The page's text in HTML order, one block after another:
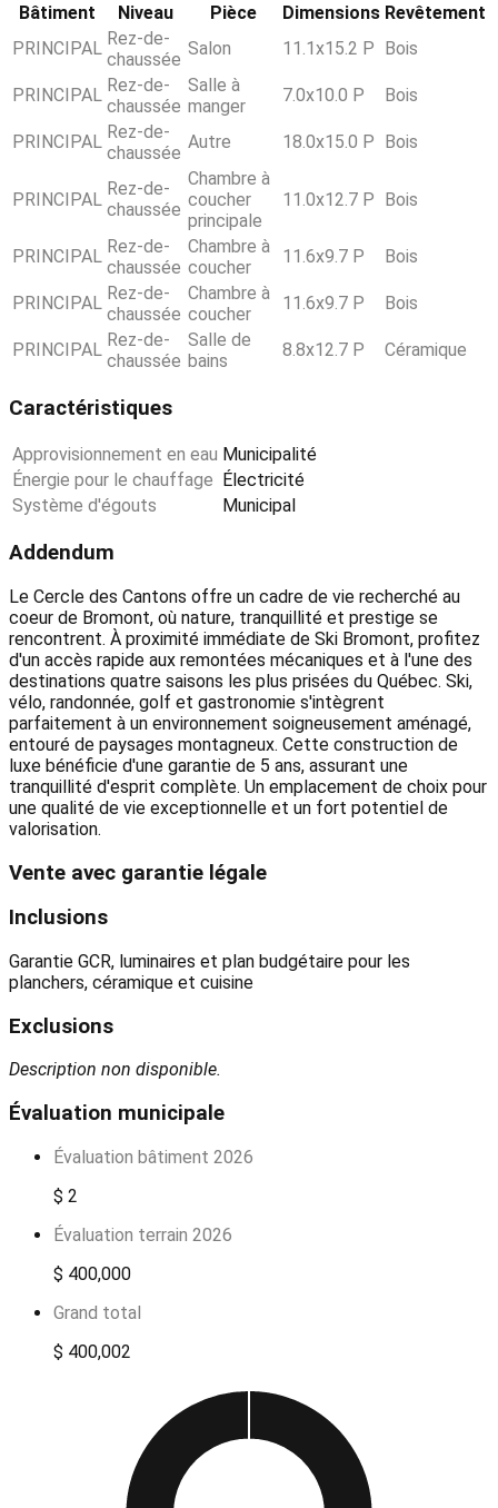
Bâtiment Niveau Pièce Dimensions Revêtement
PRINCIPAL Rez-de-
chaussée
Salon 11.1x15.2 P Bois
PRINCIPAL Rez-de-
chaussée
Salle à
manger
7.0x10.0 P Bois
PRINCIPAL Rez-de-
chaussée
Autre 18.0x15.0 P Bois
PRINCIPAL
Rez-de-
chaussée
Chambre à
coucher
principale
11.0x12.7 P Bois
PRINCIPAL Rez-de-
chaussée
Chambre à
coucher
11.6x9.7 P Bois
PRINCIPAL Rez-de-
chaussée
Chambre à
coucher
11.6x9.7 P Bois
PRINCIPAL Rez-de-
chaussée
Salle de
bains
8.8x12.7 P Céramique
Caractéristiques
Approvisionnement en eau Municipalité
Énergie pour le chauffage
Électricité
Système d'égouts
Municipal
Addendum
Le Cercle des Cantons offre un cadre de vie recherché au
coeur de Bromont, où nature, tranquillité et prestige se
rencontrent. À proximité immédiate de Ski Bromont, profitez
d'un accès rapide aux remontées mécaniques et à l'une des
destinations quatre saisons les plus prisées du Québec. Ski,
vélo, randonnée, golf et gastronomie s'intègrent
parfaitement à un environnement soigneusement aménagé,
entouré de paysages montagneux. Cette construction de
luxe bénéficie d'une garantie de 5 ans, assurant une
tranquillité d'esprit complète. Un emplacement de choix pour
une qualité de vie exceptionnelle et un fort potentiel de
valorisation.
Vente avec garantie légale
Inclusions
Garantie GCR, luminaires et plan budgétaire pour les
planchers, céramique et cuisine
Exclusions
Description non disponible.
Évaluation municipale
Évaluation bâtiment 2026
$ 2
Évaluation terrain 2026
$ 400,000
Grand total
$ 400,002